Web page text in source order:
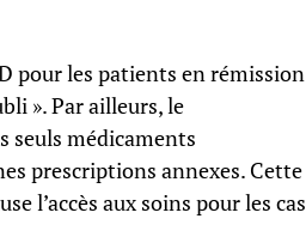
pour les patients en rémission
». Par ailleurs, le
seuls médicaments
prescriptions annexes. Cette
l’accès aux soins pour les cas